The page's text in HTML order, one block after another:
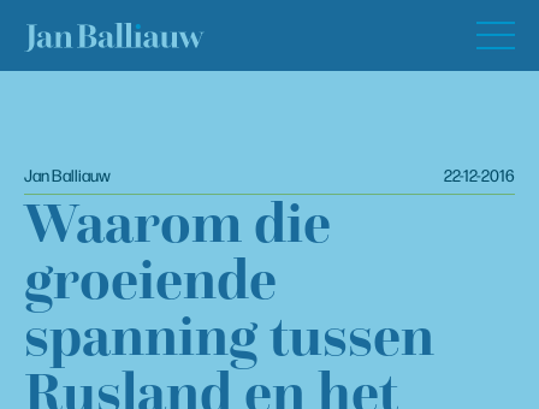
Jan Balliauw 22-12-2016
Waarom die
groeiende
spanning tussen
Rusland en het